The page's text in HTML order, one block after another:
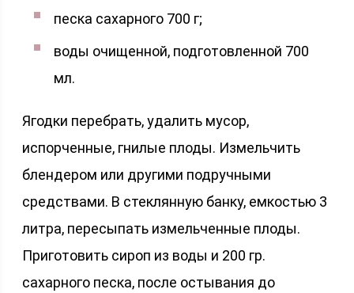
песка сахарного 700 г;
воды очищенной, подготовленной 700
мл.
Ягодки перебрать, удалить мусор,
испорченные, гнилые плоды. Измельчить
блендером или другими подручными
средствами. В стеклянную банку, емкостью 3
литра, пересыпать измельченные плоды.
Приготовить сироп из воды и 200 гр.
сахарного песка, после остывания до